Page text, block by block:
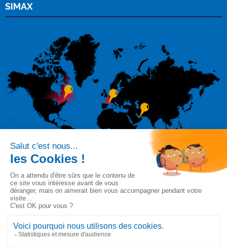
SIMAX
Suivez-nous sur